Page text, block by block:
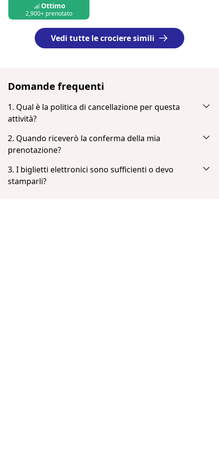
Ottimo
2,900+ prenotato
Vedi tutte le crociere simili
Domande frequenti
1. Qual è la politica di cancellazione per questa
attività?
Cancella fino a 24 ore prima per ricevere un rimborso
completo.
2. Quando riceverò la conferma della mia
prenotazione?
Riceverai una notifica via email subito dopo l'avvenuto
pagamento. Se non la vedi nella tua casella di posta,
controlla la cartella dello spam o della posta indesiderata.
3. I biglietti elettronici sono sufficienti o devo
stamparli?